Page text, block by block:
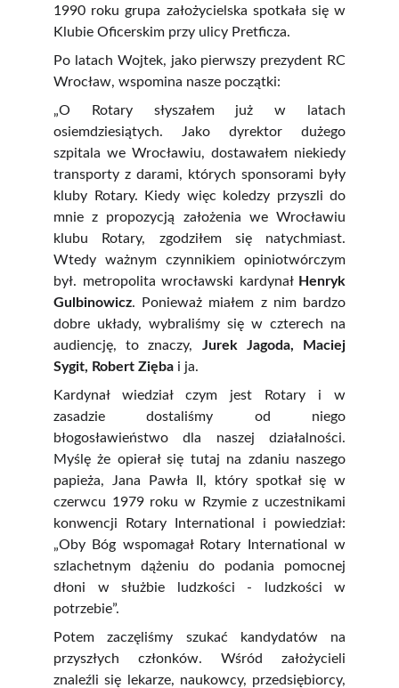
1990 roku grupa założycielska spotkała się w
Klubie Oficerskim przy ulicy Pretficza.
Po latach Wojtek, jako pierwszy prezydent RC
Wrocław, wspomina nasze początki:
„O Rotary słyszałem już w latach
osiemdziesiątych. Jako dyrektor dużego
szpitala we Wrocławiu, dostawałem niekiedy
transporty z darami, których sponsorami były
kluby Rotary. Kiedy więc koledzy przyszli do
mnie z propozycją założenia we Wrocławiu
klubu Rotary, zgodziłem się natychmiast.
Wtedy ważnym czynnikiem opiniotwórczym
był. metropolita wrocławski kardynał Henryk
Gulbinowicz. Ponieważ miałem z nim bardzo
dobre układy, wybraliśmy się w czterech na
audiencję, to znaczy, Jurek Jagoda, Maciej
Sygit, Robert Zięba i ja.
Kardynał wiedział czym jest Rotary i w
zasadzie dostaliśmy od niego
błogosławieństwo dla naszej działalności.
Myślę że opierał się tutaj na zdaniu naszego
papieża, Jana Pawła II, który spotkał się w
czerwcu 1979 roku w Rzymie z uczestnikami
konwencji Rotary International i powiedział:
„Oby Bóg wspomagał Rotary International w
szlachetnym dążeniu do podania pomocnej
dłoni w służbie ludzkości - ludzkości w
potrzebie”.
Potem zaczęliśmy szukać kandydatów na
przyszłych członków. Wśród założycieli
znaleźli się lekarze, naukowcy, przedsiębiorcy,